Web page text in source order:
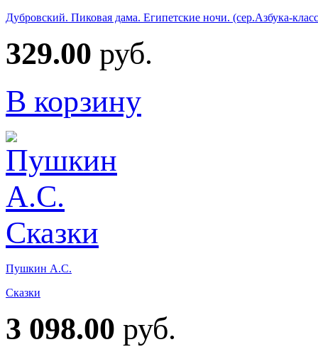
Дубровский. Пиковая дама. Египетские ночи. (сер.Азбука-
329.00 руб.
В корзину
Пушкин А.С.
Сказки
3 098.00 руб.